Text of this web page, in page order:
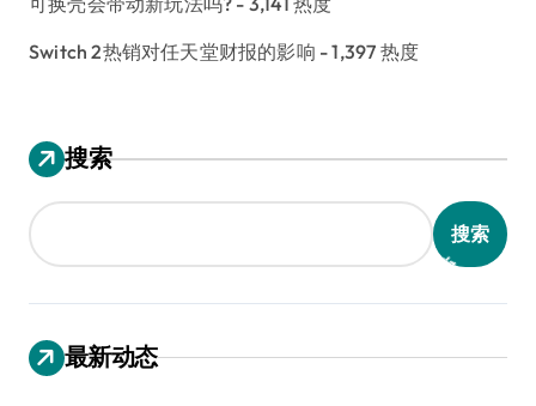
Switch 2热销对任天堂财报的影响 - 1,397 热度
搜索
搜索
最新动态